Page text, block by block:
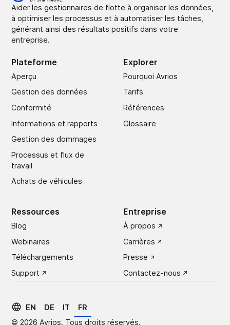
Aider les gestionnaires de flotte à organiser les données,
à optimiser les processus et à automatiser les tâches,
générant ainsi des résultats positifs dans votre
entreprise.
Plateforme
Aperçu
Gestion des données
Conformité
Informations et rapports
Gestion des dommages
Processus et flux de
travail
Achats de véhicules
Explorer
Pourquoi Avrios
Tarifs
Références
Glossaire
Ressources
Blog
Webinaires
Téléchargements
Support
Entreprise
À propos
Carrières
Presse
Contactez-nous
EN DE IT
FR
© 2026 Avrios. Tous droits réservés.